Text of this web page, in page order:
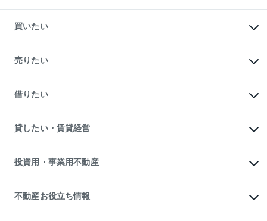
買いたい
新築・分譲マンションの購入
中古マンションの購入
一戸建ての購入
中古一戸建ての購入
不動産購入の流れ
注目キーワード物件特集
購入ガイド
English 繁体中文簡体中文
売りたい
一戸建ての売却・査定
土地の売却・査定
スピードAI査定
不動産査定について
不動産売却の流れ
不動産買換えの流れ
売却ガイド
借りたい
オフィス・店舗の賃貸
借りるときの流れ
借りるガイド
貸したい・賃貸経営
マンション賃料データ
賃貸管理プラン
リロケーションについて
貸すガイド
投資用・事業用不動産
事業用不動産
マンション投資
投資用マンション
不動産お役立ち情報